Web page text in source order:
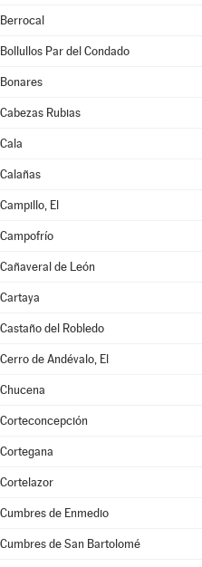
Berrocal
Bollullos Par del Condado
Bonares
Cabezas Rubias
Cala
Calañas
Campillo, El
Campofrío
Cañaveral de León
Cartaya
Castaño del Robledo
Cerro de Andévalo, El
Chucena
Corteconcepción
Cortegana
Cortelazor
Cumbres de Enmedio
Cumbres de San Bartolomé